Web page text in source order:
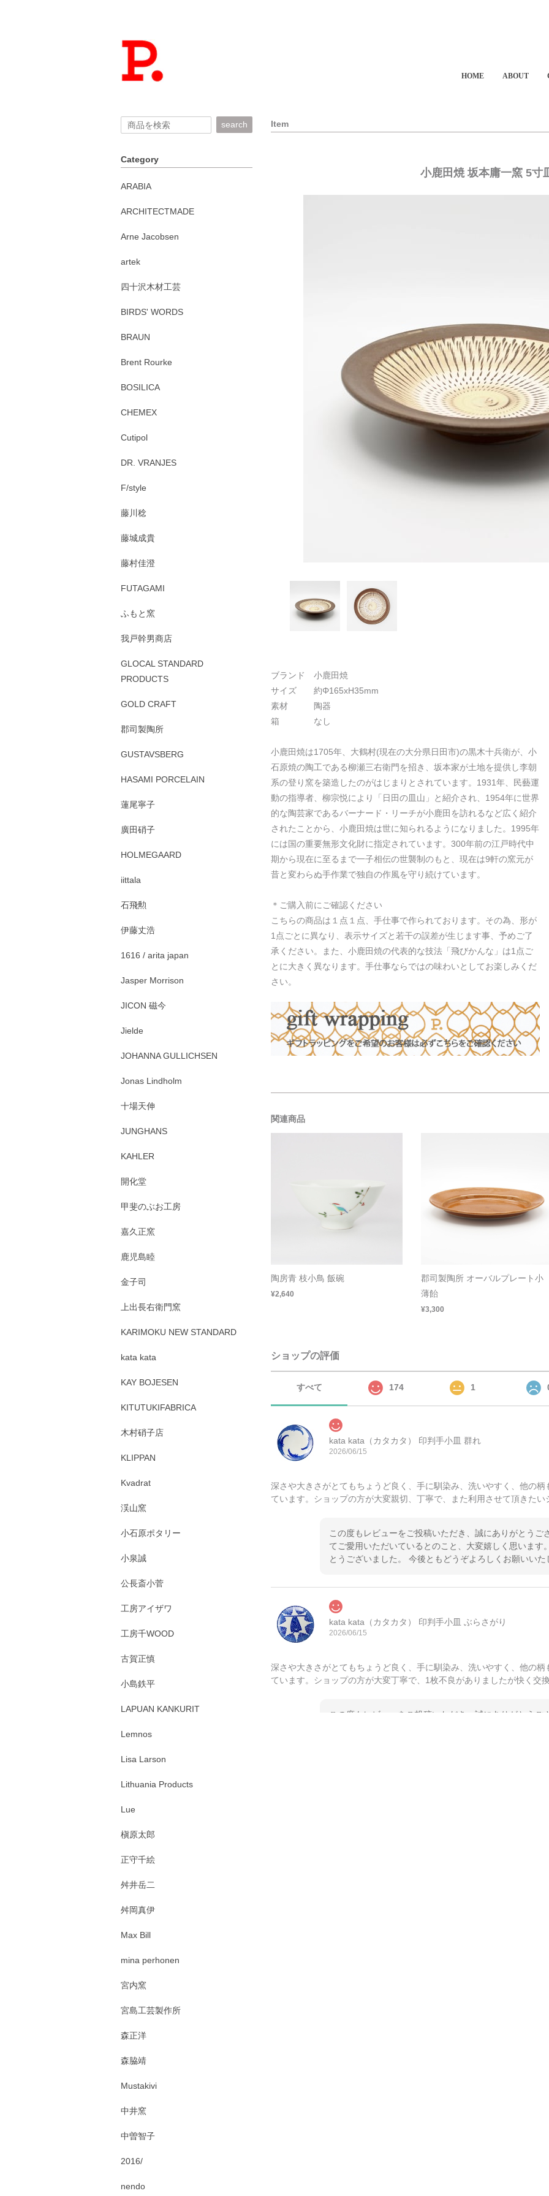
HOME ABOUT
Item
小鹿田焼 坂本庸一窯 5寸
ブランド 小鹿田焼
サイズ 約Φ165xH35mm
素材 陶器
箱 なし
小鹿田焼は1705年、大鶴村(現在の大分県日田市)の黒木十兵衛が、小
石原焼の陶工である柳瀬三右衛門を招き、坂本家が土地を提供し李朝
系の登り窯を築造したのがはじまりとされています。1931年、民藝運
動の指導者、柳宗悦により「日田の皿山」と紹介され、1954年に世界
的な陶芸家であるバーナード・リーチが小鹿田を訪れるなど広く紹介
されたことから、小鹿田焼は世に知られるようになりました。1995年
には国の重要無形文化財に指定されています。300年前の江戸時代中
期から現在に至るまで一子相伝の世襲制のもと、現在は9軒の窯元が
昔と変わらぬ手作業で独自の作風を守り続けています。
＊ご購入前にご確認ください
こちらの商品は１点１点、手仕事で作られております。その為、形が
1点ごとに異なり、表示サイズと若干の誤差が生じます事、予めご了
承ください。また、小鹿田焼の代表的な技法「飛びかんな」は1点ご
とに大きく異なります。手仕事ならではの味わいとしてお楽しみくだ
さい。
関連商品
陶房青 枝小鳥 飯碗
¥2,640
郡司製陶所 オーバルプレート小
薄飴
¥3,300
ショップの評価
すべて 174 1
kata kata（カタカタ） 印判手小皿 群れ
2026/06/15
深さや大きさがとてもちょうど良く、手に馴染み、洗いやすく、他の
ています。ショップの方が大変親切、丁寧で、また利用させて頂きたい
この度もレビューをご投稿いただき、誠にありがとうご
てご愛用いただいているとのこと、大変嬉しく思います
とうございました。 今後ともどうぞよろしくお願いいた
kata kata（カタカタ） 印判手小皿 ぶらさがり
2026/06/15
深さや大きさがとてもちょうど良く、手に馴染み、洗いやすく、他の
ています。ショップの方が大変丁寧で、1枚不良がありましたが快く交
この度もレビューをご投稿いただき、誠にありがとう
search
Category
ARABIA
ARCHITECTMADE
Arne Jacobsen
artek
四十沢木材工芸
BIRDS' WORDS
BRAUN
Brent Rourke
BOSILICA
CHEMEX
Cutipol
DR. VRANJES
F/style
藤川稔
藤城成貴
藤村佳澄
FUTAGAMI
ふもと窯
我戸幹男商店
GLOCAL STANDARD
PRODUCTS
GOLD CRAFT
郡司製陶所
GUSTAVSBERG
HASAMI PORCELAIN
蓮尾寧子
廣田硝子
HOLMEGAARD
iittala
石飛勲
伊藤丈浩
1616 / arita japan
Jasper Morrison
JICON 磁今
Jielde
JOHANNA GULLICHSEN
Jonas Lindholm
十場天伸
JUNGHANS
KAHLER
開化堂
甲斐のぶお工房
嘉久正窯
鹿児島睦
金子司
上出長右衛門窯
KARIMOKU NEW STANDARD
kata kata
KAY BOJESEN
KITUTUKIFABRICA
木村硝子店
KLIPPAN
Kvadrat
渓山窯
小石原ポタリー
小泉誠
公長斎小菅
工房アイザワ
工房千WOOD
古賀正慎
小島鉄平
LAPUAN KANKURIT
Lemnos
Lisa Larson
Lithuania Products
Lue
槇原太郎
正守千絵
舛井岳二
舛岡真伊
Max Bill
mina perhonen
宮内窯
宮島工芸製作所
森正洋
森脇靖
Mustakivi
中井窯
中曽智子
2016/
nendo